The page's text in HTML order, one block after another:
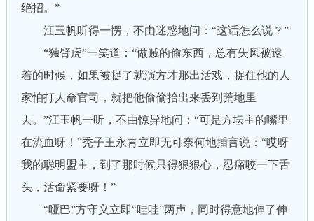
绝招。”
江玉帆听得一愣，不由迷惑地问：“这话怎么说？”
“独臂虎”一笑道：“做贼的偷东西，总有失风被逮
着的时候，如果被捉了就演方才那出活戏，捉住他的人
家怕打人命官司，就把他偷偷抬出来丢到荒地里
去。”江玉帆一听，不由惊异地问：“可是方坛主的嘴里
在流血呀！”秃子王永青立即无可奈何地插言说：“哎呀
我的聪明盟主，到了那时候只得狠狠心，忍痛咬一下舌
头，活命紧要呀！”
“哑巴”方守义立即“哇哇”两声，同时得意地伸了伸